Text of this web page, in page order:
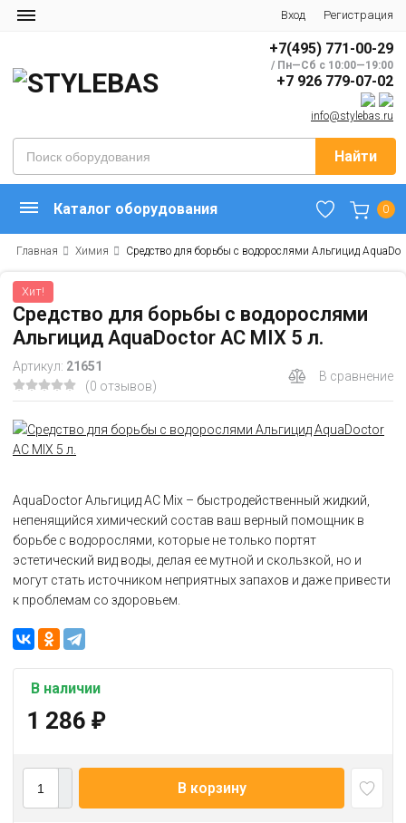
Вход Регистрация
+7(495) 771-00-29
/ Пн—Сб с 10:00—19:00
+7 926 779-07-02
info@stylebas.ru
Найти
0
Каталог оборудования
Главная Химия Средство для борьбы с водорослями Альгицид
Хит!
Средство для борьбы с водорослями
Альгицид AquaDoctor AC MIX 5 л.
Артикул: 21651
(0 отзывов)
В сравнение
AquaDoctor Альгицид АС Mix – быстродейственный жидкий,
непенящийся химический состав ваш верный помощник в
борьбе с водорослями, которые не только портят
эстетический вид воды, делая ее мутной и скользкой, но и
могут стать источником неприятных запахов и даже привести
к проблемам со здоровьем.
В наличии
1 286 ₽
В корзину